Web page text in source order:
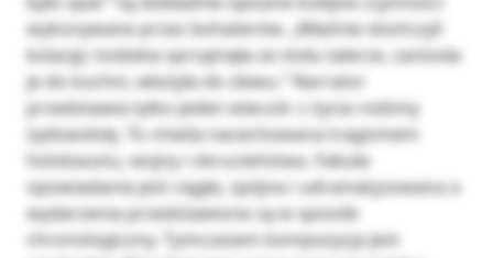
wykonywane przez bohaterów. „Właśnie skończyli
kolację i kobieta sprzątnęła ze stołu talerze, zaniosła
je do kuchni, włożyła do zlewu.” Narrator
przedstawia tylko jeden wieczór z życia rodziny
żydowskiej. To chwila nacechowana tragizmem
holokaustu, wojny i okrucieństwa. Fabuła
opowiadania jest ciągła, spójna i udramatyzowana a
wydarzenia przedstawione są w sposób
chronologiczny. Tymczasem kompozycja jest